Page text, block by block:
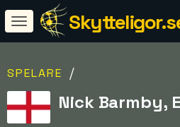
SPELARE /
Nick Barmby,